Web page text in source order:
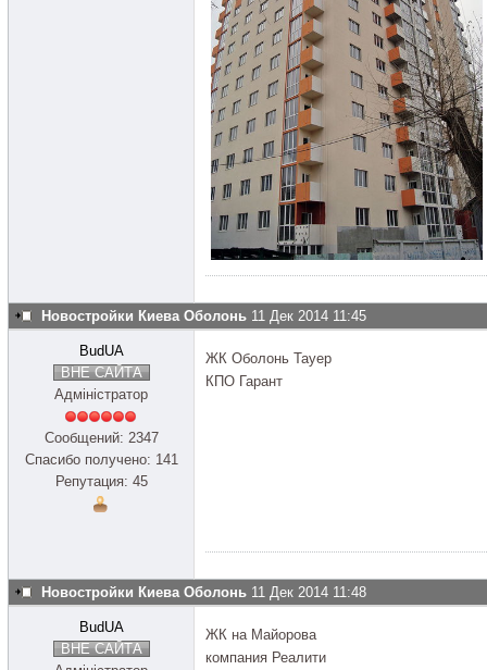
Новостройки Киева Оболонь 11 Дек 2014 11:45
BudUA
ВНЕ САЙТА
Адміністратор
Сообщений: 2347
Спасибо получено: 141
Репутация: 45
ЖК Оболонь Тауер
КПО Гарант
Новостройки Киева Оболонь 11 Дек 2014 11:48
BudUA
ВНЕ САЙТА
ЖК на Майорова
компания Реалити